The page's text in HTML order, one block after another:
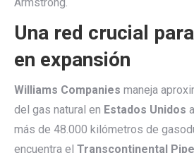
Una red crucial
en expansión
Williams Companies maneja
del gas natural en Estados Unidos
más de 48.000 kilómetros de
encuentra el Transcontinental